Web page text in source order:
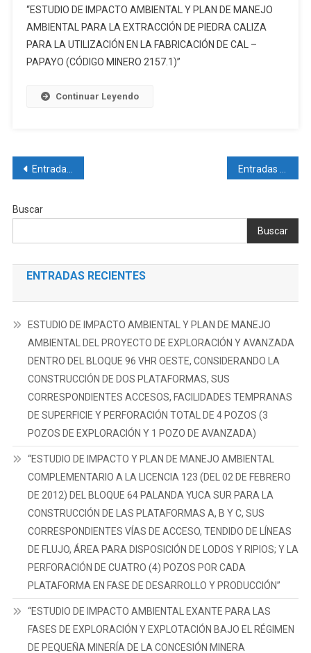
Y
SU
SISTEMA
DE
DE
IMPACTO
AMBIENTAL
Y
CALIZA
LA
CAL
–
PAPAYO
(CÓDIGO
MINERO
2157.1)”
“ESTUDIO DE IMPACTO AMBIENTAL Y PLAN DE MANEJO
AMBIENTAL PARA LA EXTRACCIÓN DE PIEDRA CALIZA
PARA LA UTILIZACIÓN EN LA FABRICACIÓN DE CAL –
PAPAYO (CÓDIGO MINERO 2157.1)”
Continuar Leyendo
Navegación
entradas
Entradas anteriores
Buscar
Buscar
ENTRADAS RECIENTES
ESTUDIO DE IMPACTO AMBIENTAL Y PLAN DE MANEJO
AMBIENTAL DEL PROYECTO DE EXPLORACIÓN Y AVANZADA
DENTRO DEL BLOQUE 96 VHR OESTE, CONSIDERANDO LA
CONSTRUCCIÓN DE DOS PLATAFORMAS, SUS
CORRESPONDIENTES ACCESOS, FACILIDADES TEMPRANAS
DE SUPERFICIE Y PERFORACIÓN TOTAL DE 4 POZOS (3
POZOS DE EXPLORACIÓN Y 1 POZO DE AVANZADA)
“ESTUDIO DE IMPACTO Y PLAN DE MANEJO AMBIENTAL
COMPLEMENTARIO A LA LICENCIA 123 (DEL 02 DE FEBRERO
DE 2012) DEL BLOQUE 64 PALANDA YUCA SUR PARA LA
CONSTRUCCIÓN DE LAS PLATAFORMAS A, B Y C, SUS
CORRESPONDIENTES VÍAS DE ACCESO, TENDIDO DE LÍNEAS
DE FLUJO, ÁREA PARA DISPOSICIÓN DE LODOS Y RIPIOS; Y LA
PERFORACIÓN DE CUATRO (4) POZOS POR CADA
PLATAFORMA EN FASE DE DESARROLLO Y PRODUCCIÓN”
“ESTUDIO DE IMPACTO AMBIENTAL EXANTE PARA LAS
FASES DE EXPLORACIÓN Y EXPLOTACIÓN BAJO EL RÉGIMEN
DE PEQUEÑA MINERÍA DE LA CONCESIÓN MINERA